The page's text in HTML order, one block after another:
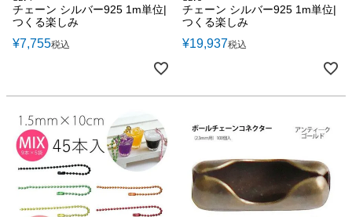
チェーン シルバー925 1m単位|
つくる楽しみ
¥7,755税込
チェーン シルバー925 1m単位|
つくる楽しみ
¥19,937税込